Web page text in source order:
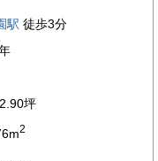
駅 徒歩3分
坪
2